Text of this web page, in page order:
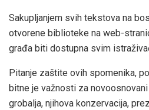
Sakupljanjem svih tekstova na
otvorene biblioteke na web-
građa biti dostupna svim
Pitanje zaštite ovih spomenika,
bitne je važnosti za
grobalja, njihova konzervacija,